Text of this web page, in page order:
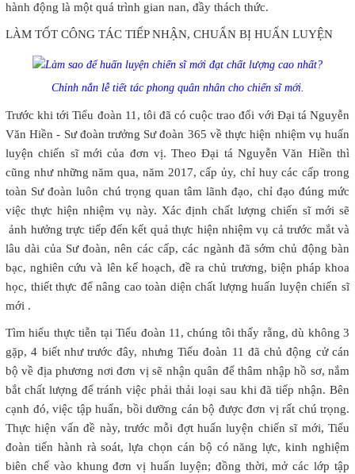
hành động là một quá trình gian nan, đầy thách thức.
LÀM TỐT CÔNG TÁC TIẾP NHẬN, CHUẨN BỊ HUẤN LUYỆN
Chỉnh nắn lễ tiết tác phong quân nhân cho chiến sĩ mới.
Trước khi tới Tiểu đoàn 11, tôi đã có cuộc trao đổi với Đại tá Nguyễn
Văn Hiền - Sư đoàn trưởng Sư đoàn 365 về thực hiện nhiệm vụ huấn
luyện chiến sĩ mới của đơn vị. Theo Đại tá Nguyễn Văn Hiền thì
cũng như những năm qua, năm 2017, cấp ủy, chỉ huy các cấp trong
toàn Sư đoàn luôn chú trọng quan tâm lãnh đạo, chỉ đạo đúng mức
việc thực hiện nhiệm vụ này. Xác định chất lượng chiến sĩ mới sẽ
ảnh hưởng trực tiếp đến kết quả thực hiện nhiệm vụ cả trước mắt và
lâu dài của Sư đoàn, nên các cấp, các ngành đã sớm chủ động bàn
bạc, nghiên cứu và lên kế hoạch, đề ra chủ trương, biện pháp khoa
học, thiết thực để nâng cao toàn diện chất lượng huấn luyện chiến sĩ
mới .
Tìm hiểu thực tiễn tại Tiểu đoàn 11, chúng tôi thấy rằng, dù không 3
gặp, 4 biết như trước đây, nhưng Tiểu đoàn 11 đã chủ động cử cán
bộ về địa phương nơi đơn vị sẽ nhận quân để thâm nhập hồ sơ, nắm
bắt chất lượng để tránh việc phải thải loại sau khi đã tiếp nhận. Bên
cạnh đó, việc tập huấn, bồi dưỡng cán bộ được đơn vị rất chú trọng.
Thực hiện vấn đề này, trước mỗi đợt huấn luyện chiến sĩ mới, Tiểu
đoàn tiến hành rà soát, lựa chọn cán bộ có năng lực, kinh nghiệm
biên chế vào khung đơn vị huấn luyện; đồng thời, mở các lớp tập